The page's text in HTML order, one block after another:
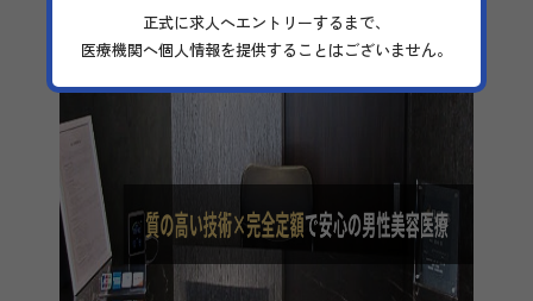
正式に求人へエントリーするまで、
医療機関へ個人情報を提供することはございません。